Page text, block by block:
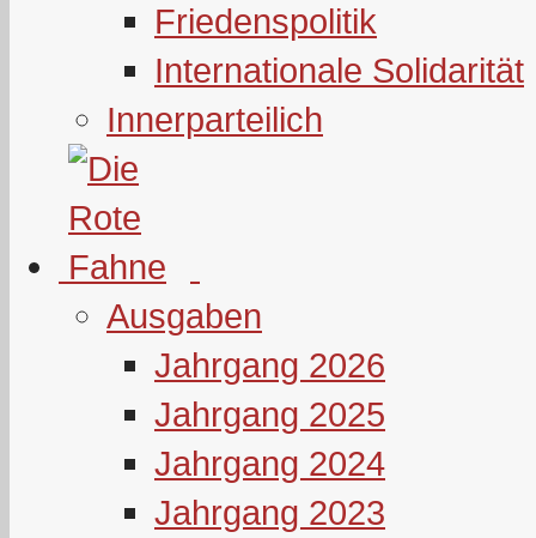
Friedenspolitik
Internationale Solidarität
Innerparteilich
Ausgaben
Jahrgang 2026
Jahrgang 2025
Jahrgang 2024
Jahrgang 2023